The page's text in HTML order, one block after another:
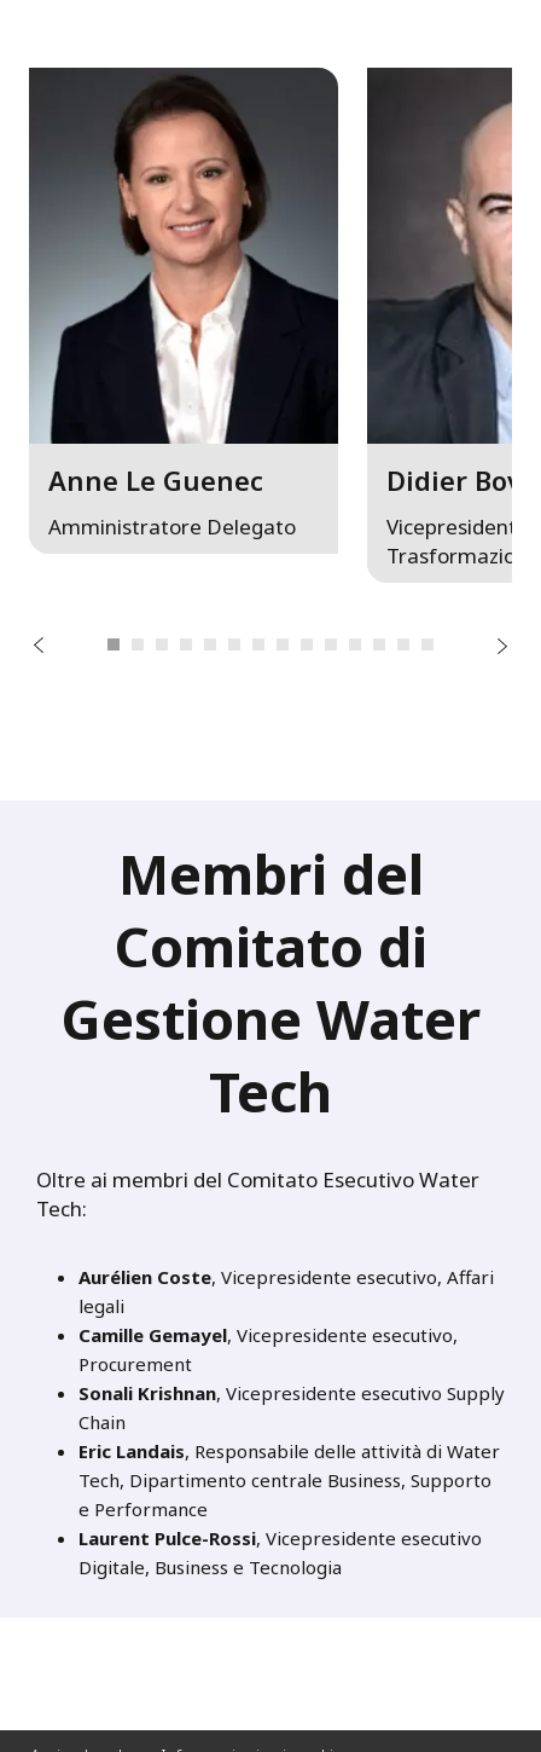
Anne Le Guenec
Amministratore Delegato
Didier Bove
Vicepresidente
Trasformazione
Membri del
Comitato di
Gestione Water
Tech
Oltre ai membri del Comitato Esecutivo Water
Tech:
Aurélien Coste, Vicepresidente esecutivo, Affari
legali
Camille Gemayel, Vicepresidente esecutivo,
Procurement
Sonali Krishnan, Vicepresidente esecutivo Supply
Chain
Eric Landais, Responsabile delle attività di Water
Tech, Dipartimento centrale Business, Supporto
e Performance
Laurent Pulce-Rossi, Vicepresidente esecutivo
Digitale, Business e Tecnologia